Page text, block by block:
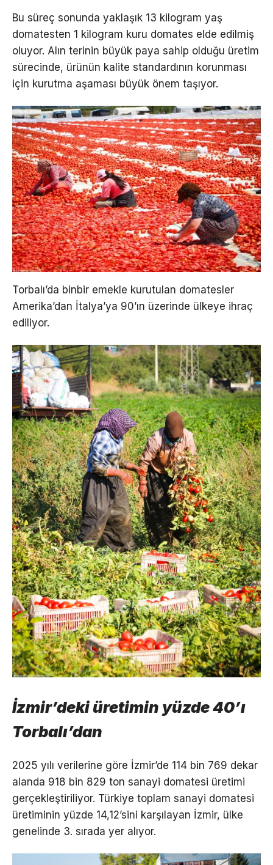
Bu süreç sonunda yaklaşık 13 kilogram yaş
domatesten 1 kilogram kuru domates elde edilmiş
oluyor. Alın terinin büyük paya sahip olduğu üretim
sürecinde, ürünün kalite standardının korunması
için kurutma aşaması büyük önem taşıyor.
Torbalı’da binbir emekle kurutulan domatesler
Amerika’dan İtalya’ya 90’ın üzerinde ülkeye ihraç
ediliyor.
İzmir’deki üretimin yüzde 40’ı
Torbalı’dan
2025 yılı verilerine göre İzmir’de 114 bin 769 dekar
alanda 918 bin 829 ton sanayi domatesi üretimi
gerçekleştiriliyor. Türkiye toplam sanayi domatesi
üretiminin yüzde 14,12’sini karşılayan İzmir, ülke
genelinde 3. sırada yer alıyor.